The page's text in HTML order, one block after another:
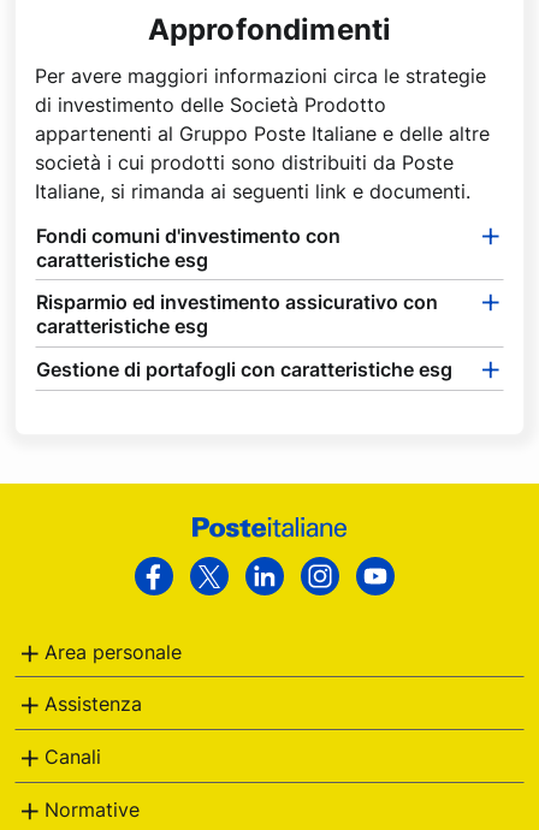
Approfondimenti
Per avere maggiori informazioni circa le strategie
di investimento delle Società Prodotto
appartenenti al Gruppo Poste Italiane e delle altre
società i cui prodotti sono distribuiti da Poste
Italiane, si rimanda ai seguenti link e documenti.
Fondi comuni d'investimento con
caratteristiche esg
Risparmio ed investimento assicurativo con
caratteristiche esg
Gestione di portafogli con caratteristiche esg
Facebook
Twitter LinkedinInstagram
Area personale
Assistenza
Canali
Normative